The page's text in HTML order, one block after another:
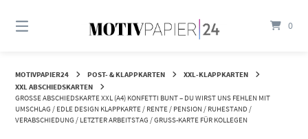
zum
0
MOTIVPAPIER24 POST- & KLAPPKARTEN
XXL-KLAPPKARTEN
XXL ABSCHIEDSKARTEN
GROSSE ABSCHIEDSKARTE XXL (A4) KONFETTI BUNT – DU WIRST UNS FEHLEN MIT U
MSCHLAG / EDLE DESIGN KLAPPKARTE / RENTE / PENSION / RUHESTAND / V
ERABSCHIEDUNG / LETZTER ARBEITSTAG / GRUSS-KARTE FÜR KOLLEGEN